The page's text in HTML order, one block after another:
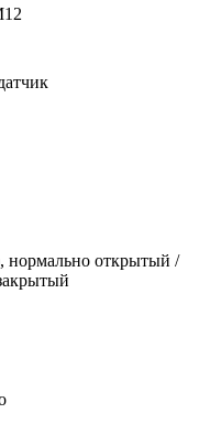
нормально открытый /